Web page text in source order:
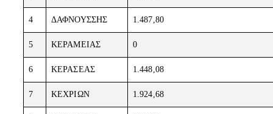
4 ΔΑΦΝΟΥΣΣΗΣ 1.487,80
5 ΚΕΡΑΜΕΙΑΣ 0
6 ΚΕΡΑΣΕΑΣ 1.448,08
7 ΚΕΧΡΙΩΝ 1.924,68